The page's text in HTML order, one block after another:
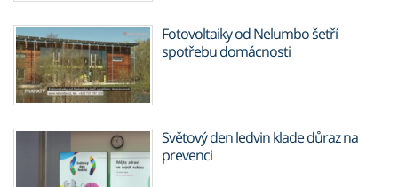
Fotovoltaiky od Nelumbo šetří
spotřebu domácnosti
Světový den ledvin klade důraz na
prevenci